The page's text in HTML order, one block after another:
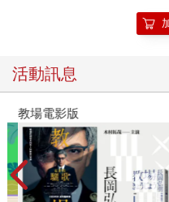
活動訊息
教場電影版